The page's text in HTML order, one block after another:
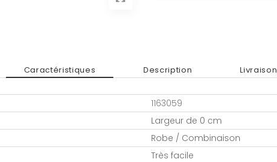
Caractéristiques Description Livraison
1163059
Largeur de 0 cm
Robe / Combinaison
Très facile